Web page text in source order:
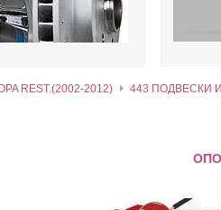
REST.(2002-2012) 443 ПОДВЕСКИ